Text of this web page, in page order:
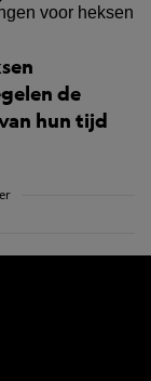
de
hun tijd